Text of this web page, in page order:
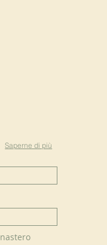
Saperne di più